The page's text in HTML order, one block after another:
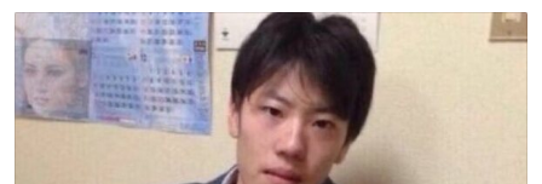
どそれぞれのマグネットを見る度に旅の思い出が鮮明によ
みがえります。
数
数